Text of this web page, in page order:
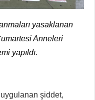
yasaklanan
Anneleri
yapıldı.
şiddet,